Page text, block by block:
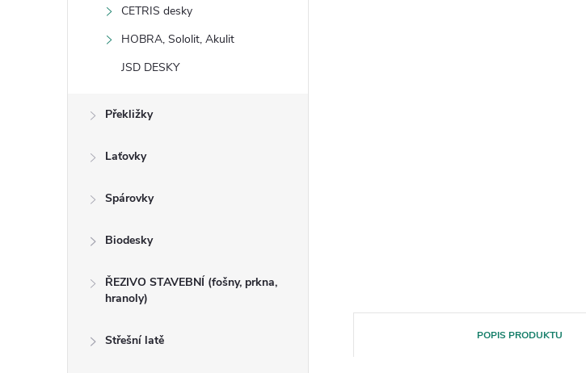
CETRIS desky
HOBRA, Sololit, Akulit
JSD DESKY
Překližky
Laťovky
Spárovky
Biodesky
ŘEZIVO STAVEBNÍ (fošny, prkna,
hranoly)
Střešní latě POPIS PRODUKTU